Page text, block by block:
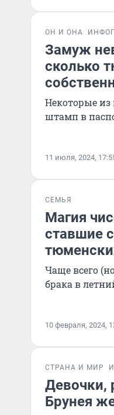
ОН И ОНА
Замуж
сколько
Некоторые из
штамп в
11 июля, 2024,
СЕМЬЯ
Магия
ставшие
Чаще всего
брака в
10 февраля, 2024,
СТРАНА И МИР
Девочки,
Брунея